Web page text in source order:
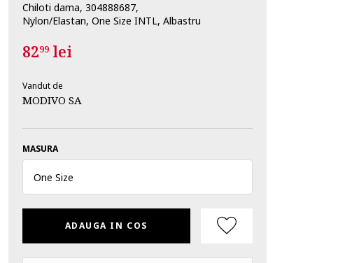
Chiloti dama, 304888687,
Nylon/Elastan, One Size INTL, Albastru
8299lei
Vandut de
MODIVO SA
MASURA
One Size
ADAUGA IN COS